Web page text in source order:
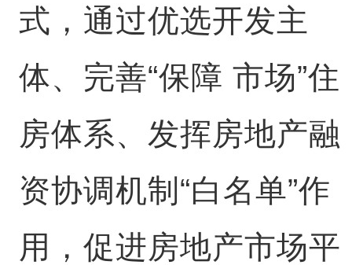
式，通过优选开发主
体、完善“保障 市场”住
房体系、发挥房地产融
资协调机制“白名单”作
用，促进房地产市场平